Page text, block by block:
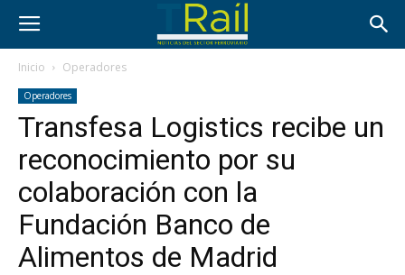
Inicio Operadores
Operadores
Transfesa Logistics recibe un
reconocimiento por su
colaboración con la
Fundación Banco de
Alimentos de Madrid